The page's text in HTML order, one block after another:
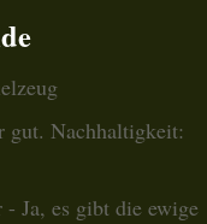
gut. Nachhaltigkeit:
- Ja, es gibt die ewige